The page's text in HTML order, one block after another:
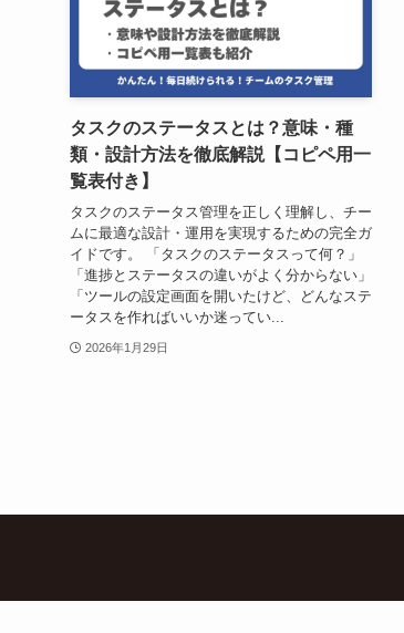
タスクのステータスとは？意味・種
類・設計方法を徹底解説【コピペ用一
覧表付き】
タスクのステータス管理を正しく理解し、チー
ムに最適な設計・運用を実現するための完全ガ
イドです。 「タスクのステータスって何？」
「進捗とステータスの違いがよく分からない」
「ツールの設定画面を開いたけど、どんなステ
ータスを作ればいいか迷ってい...
2026年1月29日